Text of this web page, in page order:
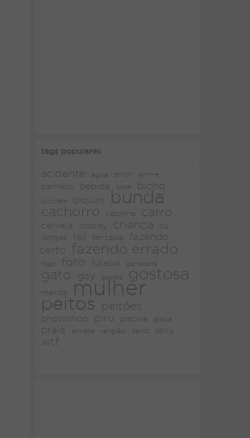
tags populares
acidente agua amor
anime
banheiro
bebida bebê bicho
bicicleta biquini bunda
cachorro calcinha carro
cerveja cosplay criança cu
dorgas fail fantasia
fazendo
certo
fazendo errado
fogo foto futebol gambiarra
gato gay gorda gostosa
merda mulher
peitos peitões
photoshop piru piscina placa
praia privada religião sexo sexy
wtf